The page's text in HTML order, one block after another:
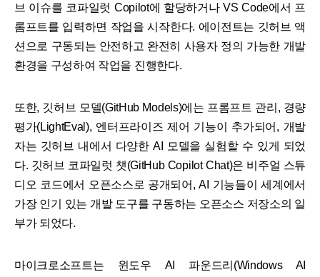
브 이슈를 코파일럿 Copilot에 할당하거나 VS Code에서 프
롬프트를 입력하면 작업을 시작한다. 에이전트는 깃허브 액
션으로 구동되는 안전하고 완전히 사용자 정의 가능한 개발
환경을 구성하여 작업을 진행한다.
또한, 깃허브 모델(GitHub Models)에는 프롬프트 관리, 경량
평가(LightEval), 엔터프라이즈 제어 기능이 추가되어, 개발
자는 깃허브 내에서 다양한 AI 모델을 실험할 수 있게 되었
다. 깃허브 코파일럿 챗(GitHub Copilot Chat)은 비주얼 스튜
디오 코드에서 오픈소스로 공개되어, AI 기능들이 세계에서
가장 인기 있는 개발 도구를 구동하는 오픈소스 저장소의 일
부가 되었다.
마이크로소프트는 윈도우 AI 파운드리(Windows AI